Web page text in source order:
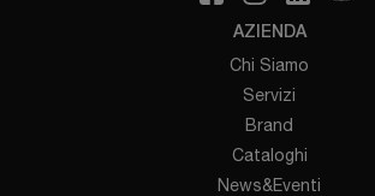
AZIENDA
Chi Siamo
Servizi
Brand
Cataloghi
News&Eventi